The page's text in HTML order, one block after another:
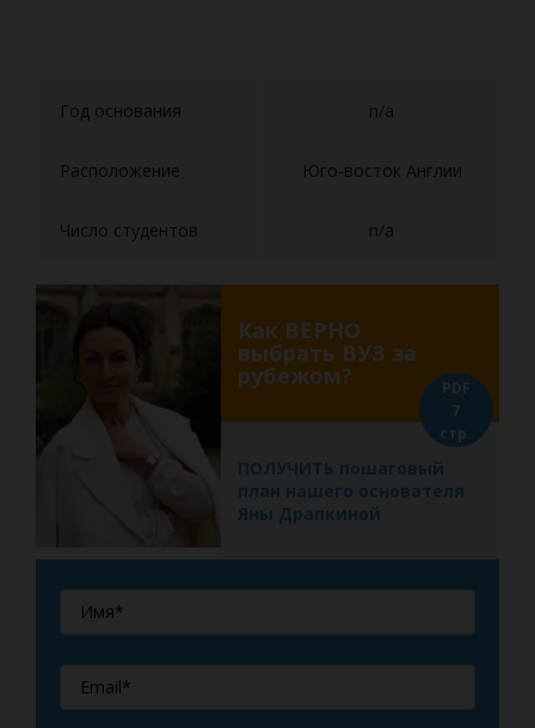
Год основания n/a
Расположение Юго-восток Англии
Число студентов n/a
Как ВЕРНО
выбрать ВУЗ за
рубежом?
ПОЛУЧИТЬ пошаговый
план нашего основателя
Яны Драпкиной
PDF
7
стр.